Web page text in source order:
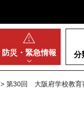
防災・ 緊急情報 分
> 第30回 大阪府学校教育